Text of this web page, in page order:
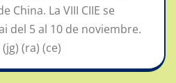
China. La VIII CIIE se
del 5 al 10 de noviembre.
(ra) (ce)